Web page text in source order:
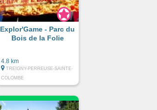
Explor'Game - Parc du
Bois de la Folie
4.8 km
TREIGNY-PERREUSE-SAINTE-
COLOMBE